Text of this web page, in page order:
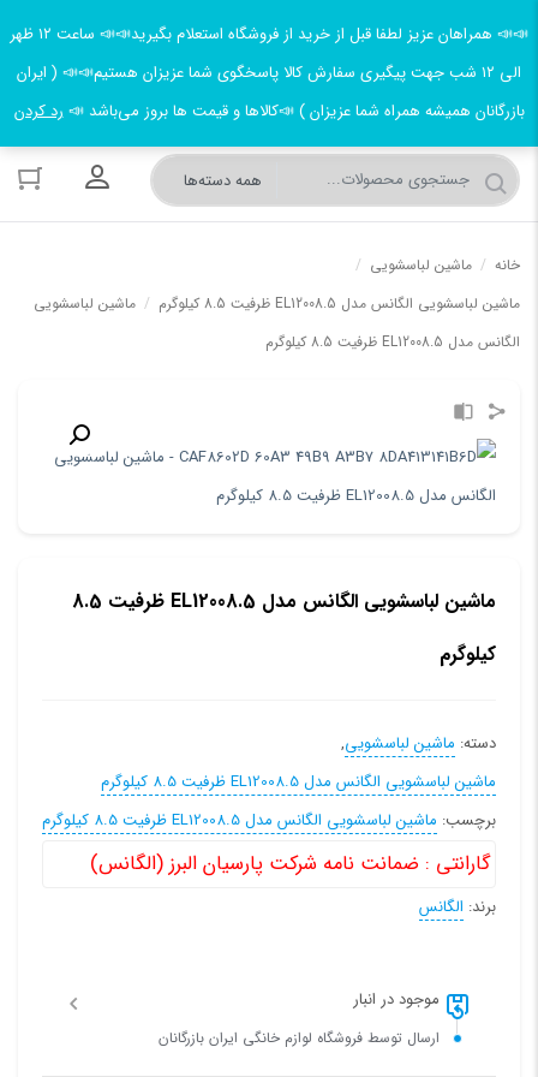
ورود به
خانه / ماشین لباسشویی /
ماشین لباسشویی الگانس مدل EL12008.5 ظرفیت 8.5 کیلوگرم
/ ماشین لباسشویی
الگانس مدل EL12008.5 ظرفیت 8.5 کیلوگرم
ماشین لباسشویی الگانس مدل EL12008.5 ظرفیت 8.5
کیلوگرم
دسته: ماشین لباسشویی,
ماشین لباسشویی الگانس مدل EL12008.5 ظرفیت 8.5 کیلوگرم
برچسب: ماشین لباسشویی الگانس مدل EL12008.5 ظرفیت 8.5 کیلوگرم
گارانتی : ضمانت نامه شرکت پارسیان البرز (الگانس)
برند: الگانس
موجود در انبار
ارسال توسط فروشگاه لوازم خانگی ایران بازرگانان
📣📣 همراهان عزیز لطفا قبل از خرید از فروشگاه استعلام بگیرید📣📣 ساعت ۱۲ ظهر
الی ۱۲ شب جهت پیگیری سفارش کالا پاسخگوی شما عزیزان هستیم📣📣 ( ایران
بازرگانان همیشه همراه شما عزیزان ) 📣کالاها و قیمت ها بروز می‌باشد 📣رد کردن